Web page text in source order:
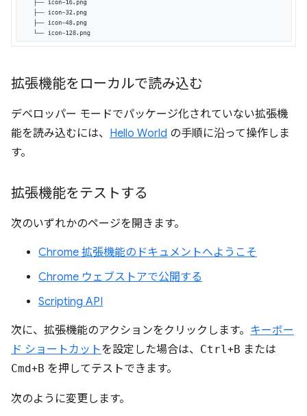
拡張機能をローカルで読み込む
デベロッパー モードでパッケージ化されていない拡張機
能を読み込むには、 Hello World の手順に沿って操作しま
す。
拡張機能をテストする
次のいずれかのページを開きます。
Chrome 拡張機能のドキュメントへようこそ
Chrome ウェブストアで公開する
Scripting API
次に、拡張機能のアクションをクリックします。 キーボー
ド ショートカットを設定した場合は、 Ctrl +B または
Cmd+B を押してテストできます。
次のように変更します。